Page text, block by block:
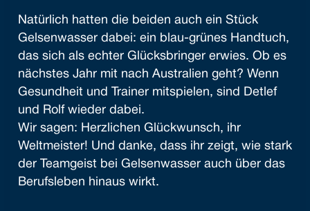
Natürlich hatten die beiden auch ein Stück
Gelsenwasser dabei: ein blau-grünes Handtuch,
das sich als echter Glücksbringer erwies. Ob es
nächstes Jahr mit nach Australien geht? Wenn
Gesundheit und Trainer mitspielen, sind Detlef
und Rolf wieder dabei.
Wir sagen: Herzlichen Glückwunsch, ihr
Weltmeister! Und danke, dass ihr zeigt, wie stark
der Teamgeist bei Gelsenwasser auch über das
Berufsleben hinaus wirkt.